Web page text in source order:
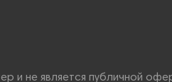
и не является публичной